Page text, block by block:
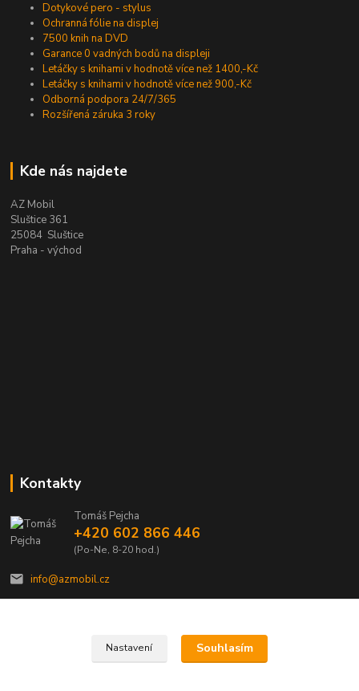
Dotykové pero - stylus
Ochranná fólie na displej
7500 knih na DVD
Garance 0 vadných bodů na displeji
Letáčky s knihami v hodnotě více než 1400,-Kč
Letáčky s knihami v hodnotě více než 900,-Kč
Odborná podpora 24/7/365
Rozšířená záruka 3 roky
Kde nás najdete
AZ Mobil
Sluštice 361
25084 Sluštice
Praha - východ
Kontakty
Tomáš Pejcha
+420 602 866 446
(Po-Ne, 8-20 hod.)
info@azmobil.cz
Nastavení Souhlasím